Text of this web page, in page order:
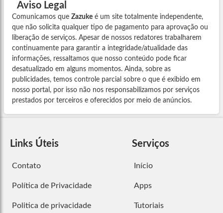
Aviso Legal
Comunicamos que Zazuke é um site totalmente independente,
que não solicita qualquer tipo de pagamento para aprovação ou
liberação de serviços. Apesar de nossos redatores trabalharem
continuamente para garantir a integridade/atualidade das
informações, ressaltamos que nosso conteúdo pode ficar
desatualizado em alguns momentos. Ainda, sobre as
publicidades, temos controle parcial sobre o que é exibido em
nosso portal, por isso não nos responsabilizamos por serviços
prestados por terceiros e oferecidos por meio de anúncios.
Links Úteis
Contato
Política de Privacidade
Politica de privacidade
Serviços
Início
Apps
Tutoriais